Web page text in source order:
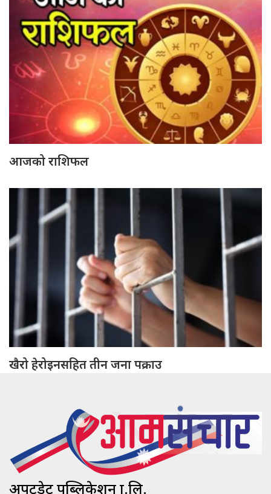
आजको राशिफल
खैरो हेरोइनसहित तीन जना पक्राउ
अपटुडेट पब्लिकेशन प्रा.लि.